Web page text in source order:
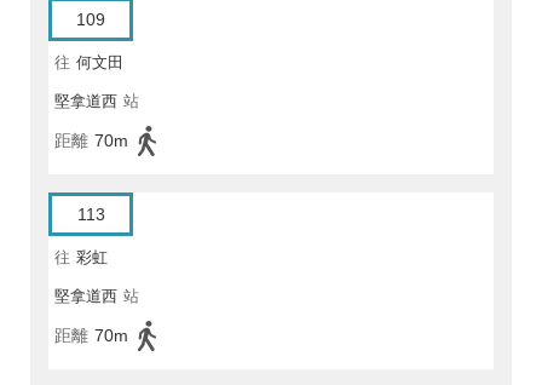
109
往 何文田
堅拿道西 站
距離 70m
113
往 彩虹
堅拿道西 站
距離 70m